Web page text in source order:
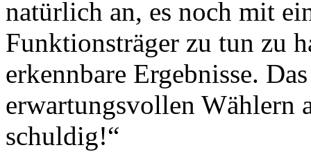
natürlich an, es noch mit
Funktionsträger zu tun zu
erkennbare Ergebnisse.
erwartungsvollen Wählern
schuldig!“